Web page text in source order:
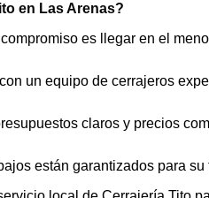
en Las Arenas?
es llegar en el
un equipo de cerrajeros
claros y precios
están garantizados para